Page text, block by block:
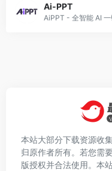
Ai-PPT
AiPPT - 全智能 AI
本站大部分下载资源收
归原作者所有。若您需
版授权并合法使用。本